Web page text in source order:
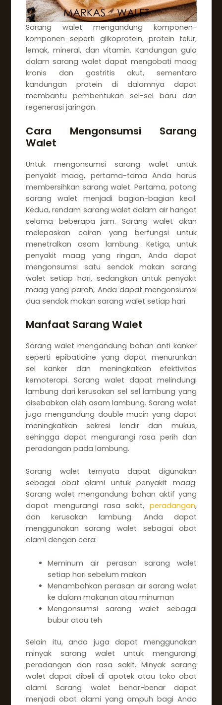
Sarang walet mengandung komponen-
komponen seperti glikoprotein, protein telur,
lemak, mineral, dan vitamin. Kandungan gula
dalam sarang walet dapat mengobati maag
kronis dan gastritis akut, sementara
kandungan protein di dalamnya dapat
membantu pembentukan sel-sel baru dan
regenerasi jaringan.
Cara Mengonsumsi Sarang
Walet
Untuk mengonsumsi sarang walet untuk
penyakit maag, pertama-tama Anda harus
membersihkan sarang walet. Pertama, potong
sarang walet menjadi bagian-bagian kecil.
Kedua, rendam sarang walet dalam air hangat
selama beberapa jam. Sarang walet akan
melepaskan cairan yang berfungsi untuk
menetralkan asam lambung. Ketiga, untuk
penyakit maag yang ringan, Anda dapat
mengonsumsi satu sendok makan sarang
walet setiap hari, sedangkan untuk penyakit
maag yang parah, Anda dapat mengonsumsi
dua sendok makan sarang walet setiap hari.
Manfaat Sarang Walet
Sarang walet mengandung bahan anti kanker
seperti epibatidine yang dapat menurunkan
sel kanker dan meningkatkan efektivitas
kemoterapi. Sarang walet dapat melindungi
lambung dari kerusakan sel sel lambung yang
disebabkan oleh asam lambung. Sarang walet
juga mengandung double mucin yang dapat
meningkatkan sekresi lendir dan mukus,
sehingga dapat mengurangi rasa perih dan
peradangan pada lambung.
Sarang walet ternyata dapat digunakan
sebagai obat alami untuk penyakit maag.
Sarang walet mengandung bahan aktif yang
dapat mengurangi rasa sakit,peradangan,
dan kerusakan lambung. Anda dapat
menggunakan sarang walet sebagai obat
alami dengan cara:
Meminum air perasan sarang walet
setiap hari sebelum makan
Menambahkan perasan air sarang walet
ke dalam makanan atau minuman
Mengonsumsi sarang walet sebagai
bubur atau teh
Selain itu, anda juga dapat menggunakan
minyak sarang walet untuk mengurangi
peradangan dan rasa sakit. Minyak sarang
walet dapat dibeli di apotek atau toko obat
alami. Sarang walet benar-benar dapat
menjadi obat alami yang ampuh bagi Anda